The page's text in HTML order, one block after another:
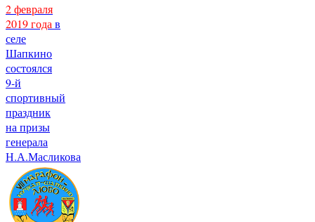
2 февраля
2019 года в
селе
Шапкино
состоялся
9-й
спортивный
праздник
на призы
генерала
Н.А.Масликова